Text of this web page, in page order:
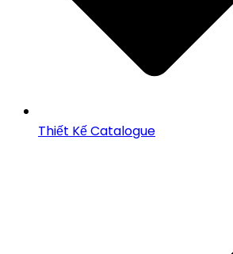
Thiết Kế Catalogue